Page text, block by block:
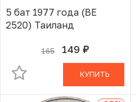
5 бат 1977 года (BE
2520) Таиланд
165 149 руб.
В КОРЗИНЕ
КУПИТЬ